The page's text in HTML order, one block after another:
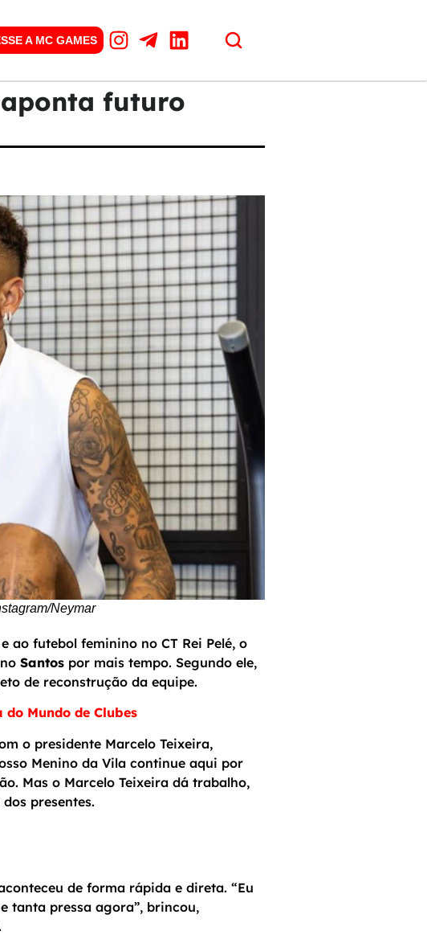
A MC GAMES
futuro
Neymar
ao futebol feminino no CT Rei Pelé, o
Santospor mais tempo. Segundo ele,
de reconstrução da equipe.
Mundo de Clubes
o presidente Marcelo Teixeira,
Menino da Vila continue aqui por
Mas o Marcelo Teixeira dá trabalho,
presentes.
de forma rápida e direta. “Eu
tanta pressa agora”, brincou,